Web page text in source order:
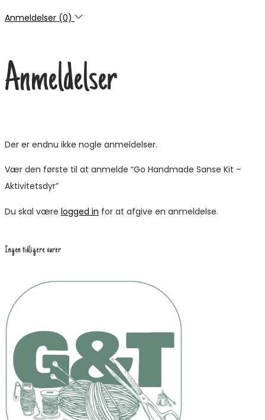
Anmeldelser (0)
Anmeldelser
Der er endnu ikke nogle anmeldelser.
Vær den første til at anmelde “Go Handmade Sanse Kit –
Aktivitetsdyr”
Du skal være logged in for at afgive en anmeldelse.
Ingen tidligere varer